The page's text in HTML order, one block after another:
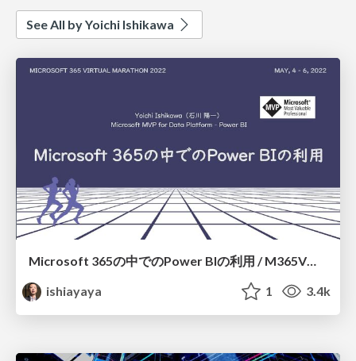
See All by Yoichi Ishikawa
Microsoft 365の中でのPower BIの利用 / M365VM2022
ishiayaya
1 3.4k